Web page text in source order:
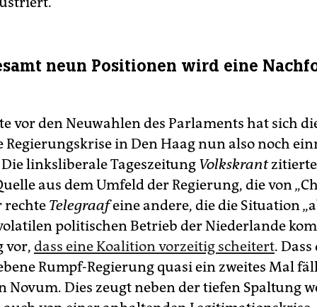
neun Positionen wird eine
vor den Neuwahlen des Parlaments hat sich
Regierungskrise in Den Haag nun also noch
linksliberale Tageszeitung Volkskrant
aus dem Umfeld der Regierung, die von
rechte Telegraafeine andere, die die Situation
politischen Betrieb der Niederlande
vor, dass eine Koalition vorzeitig scheitert. Dass
Rumpf-Regierung quasi ein zweites Mal
Novum. Dies zeugt neben der tiefen Spaltung